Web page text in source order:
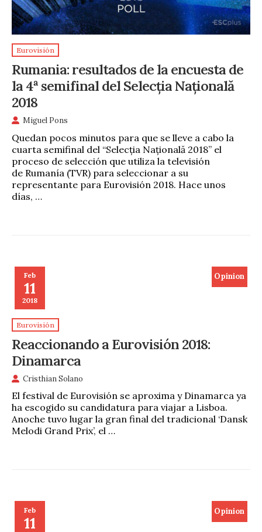
Eurovisión
Rumania: resultados de la encuesta de
la 4ª semifinal del Selecția Națională
2018
Miguel Pons
Quedan pocos minutos para que se lleve a cabo la
cuarta semifinal del “Selecția Națională 2018” el
proceso de selección que utiliza la televisión
de Rumanía (TVR) para seleccionar a su
representante para Eurovisión 2018. Hace unos
días, …
Feb
11
2018
Opinion
Eurovisión
Reaccionando a Eurovisión 2018:
Dinamarca
Cristhian Solano
El festival de Eurovisión se aproxima y Dinamarca ya
ha escogido su candidatura para viajar a Lisboa.
Anoche tuvo lugar la gran final del tradicional ‘Dansk
Melodi Grand Prix’, el …
Feb
11
Opinion